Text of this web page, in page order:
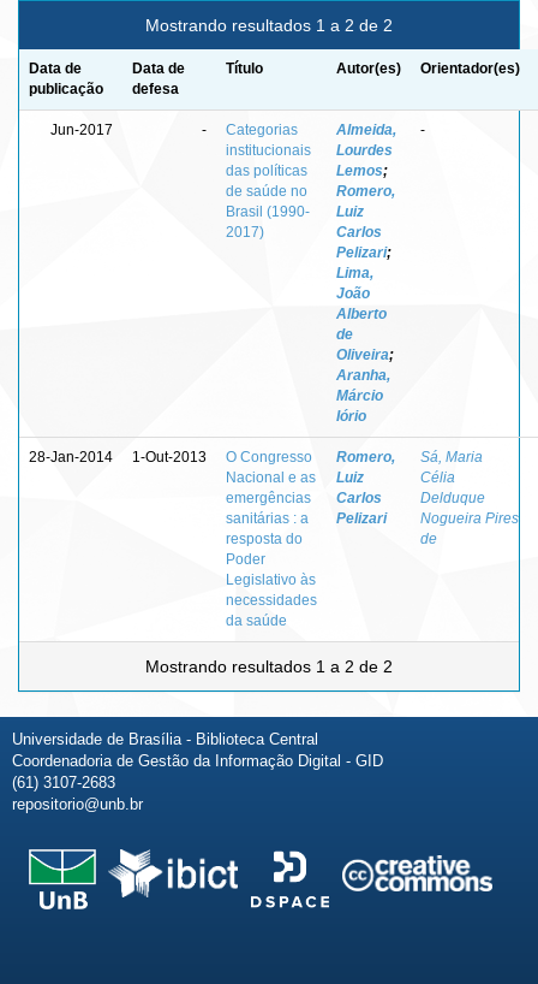
Mostrando resultados 1 a 2 de 2
Data de
publicação
Data de
defesa
Título Autor(es) Orientador(es)
Jun-2017 -
Categorias
institucionais
das políticas
de saúde no
Brasil (1990-
2017)
Almeida,
Lourdes
Lemos;
Romero,
Luiz
Carlos
Pelizari;
Lima,
João
Alberto
de
Oliveira;
Aranha,
Márcio
Iório
-
28-Jan-2014 1-Out-2013
O Congresso
Nacional e as
emergências
sanitárias : a
resposta do
Poder
Legislativo às
necessidades
da saúde
Romero,
Luiz
Carlos
Pelizari
Sá, Maria
Célia
Delduque
Nogueira Pires
de
Mostrando resultados 1 a 2 de 2
Universidade de Brasília - Biblioteca Central
Coordenadoria de Gestão da Informação Digital - GID
(61) 3107-2683
repositorio@unb.br